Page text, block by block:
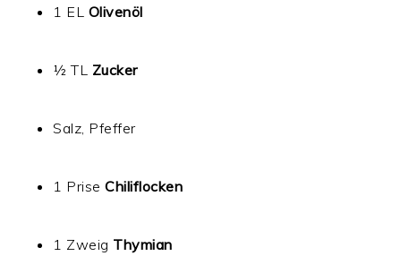
1 EL Olivenöl
½ TL Zucker
Salz, Pfeffer
1 PriseChiliflocken
1 Zweig Thymian